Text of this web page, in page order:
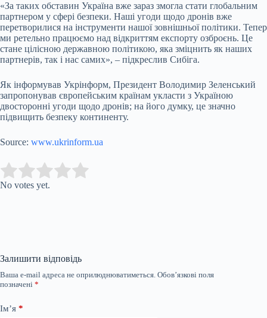
«За таких обставин Україна вже зараз змогла стати глобальним
партнером у сфері безпеки. Наші угоди щодо дронів вже
перетворилися на інструменти нашої зовнішньої політики. Тепер
ми ретельно працюємо над відкриттям експорту озброєнь. Це
стане цілісною державною політикою, яка зміцнить як наших
партнерів, так і нас самих», – підкреслив Сибіга.
Як інформував Укрінформ, Президент Володимир Зеленський
запропонував європейським країнам укласти з Україною
двосторонні угоди щодо дронів; на його думку, це значно
підвищить безпеку континенту.
Source: www.ukrinform.ua
Rate this item:
No votes yet.
Залишити відповідь
Ваша e-mail адреса не оприлюднюватиметься. Обов’язкові поля
позначені *
Ім’я *